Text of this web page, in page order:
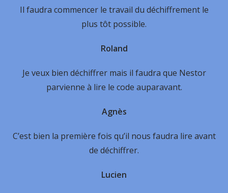
Il faudra commencer le travail du déchiffrement le
plus tôt possible.
Roland
Je veux bien déchiffrer mais il faudra que Nestor
parvienne à lire le code auparavant.
Agnès
C’est bien la première fois qu’il nous faudra lire avant
de déchiffrer.
Lucien